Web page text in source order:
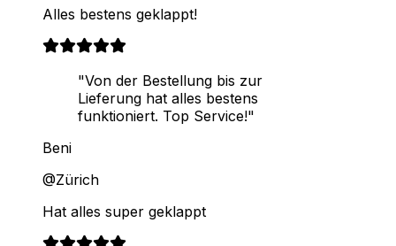
Alles bestens geklappt!
"Von der Bestellung bis zur
Lieferung hat alles bestens
funktioniert. Top Service!"
Beni
@Zürich
Hat alles super geklappt